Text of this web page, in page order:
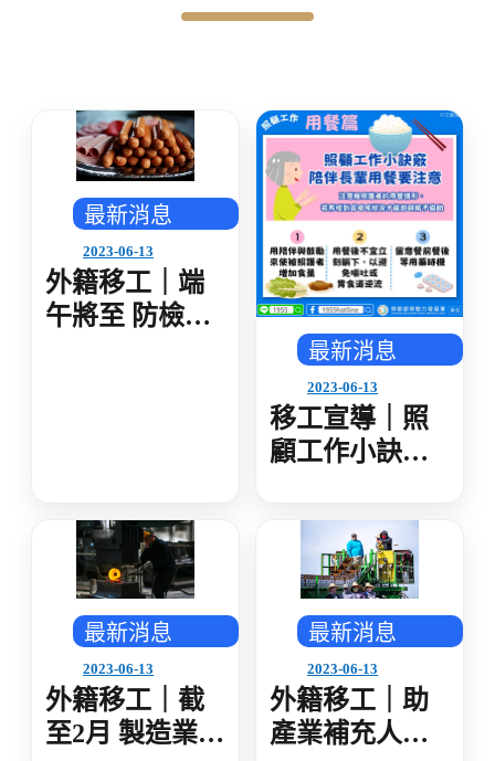
最新消息
2023-06-13
外籍移工｜端
午將至 防檢局
最新消息
2023-06-13
移工宣導｜照
顧工作小訣竅-
要注意-多國語
最新消息
2023-06-13
外籍移工｜截
至2月 製造業定
最新消息
2023-06-13
外籍移工｜助
產業補充人力